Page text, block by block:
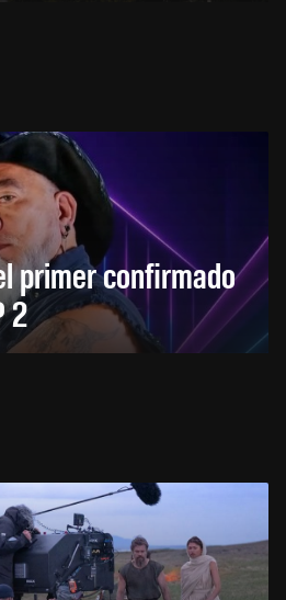
primer confirmado
2